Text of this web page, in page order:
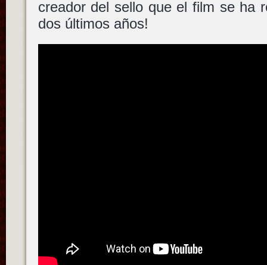
creador del sello que el film se ha
dos últimos años!